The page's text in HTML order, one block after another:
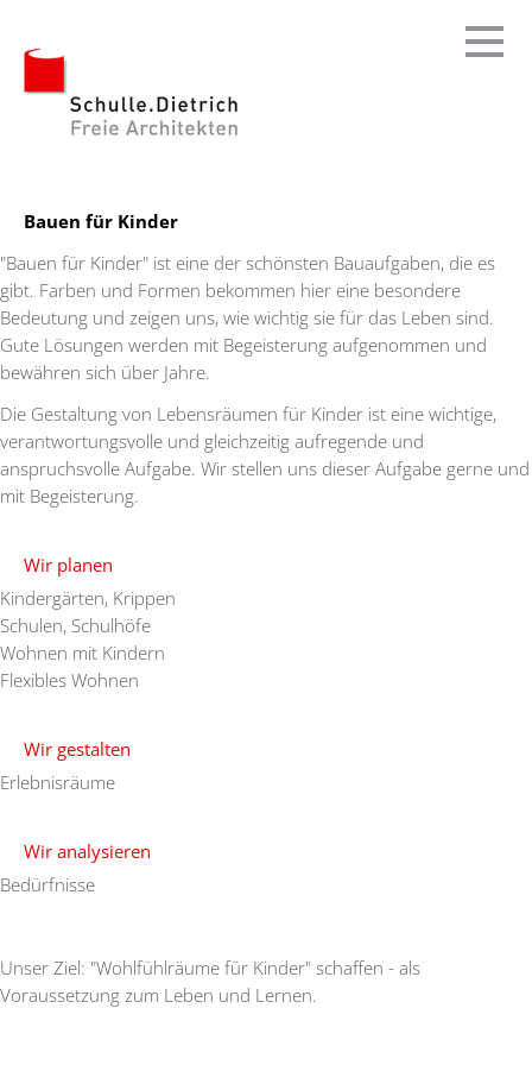
Bauen für Kinder
"Bauen für Kinder" ist eine der schönsten Bauaufgaben, die es
gibt. Farben und Formen bekommen hier eine besondere
Bedeutung und zeigen uns, wie wichtig sie für das Leben sind.
Gute Lösungen werden mit Begeisterung aufgenommen und
bewähren sich über Jahre.
Die Gestaltung von Lebensräumen für Kinder ist eine wichtige,
verantwortungsvolle und gleichzeitig aufregende und
anspruchsvolle Aufgabe. Wir stellen uns dieser Aufgabe gerne und
mit Begeisterung.
Wir planen
Kindergärten, Krippen
Schulen, Schulhöfe
Wohnen mit Kindern
Flexibles Wohnen
Wir gestalten
Erlebnisräume
Wir analysieren
Bedürfnisse
Unser Ziel: "Wohlfühlräume für Kinder" schaffen - als
Voraussetzung zum Leben und Lernen.